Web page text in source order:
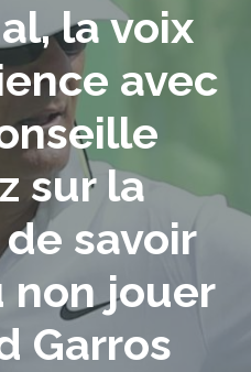
la voix
avec
sur la
savoir
non jouer
Garros